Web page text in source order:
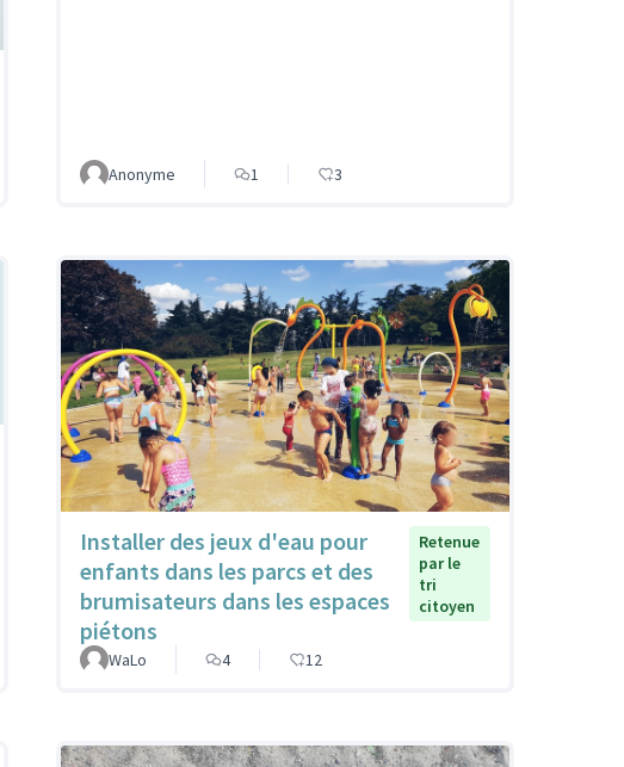
Anonyme 1 3
Installer des jeux d'eau pour
enfants dans les parcs et des
brumisateurs dans les espaces
piétons
Retenue
par le
tri
citoyen
WaLo 4 12